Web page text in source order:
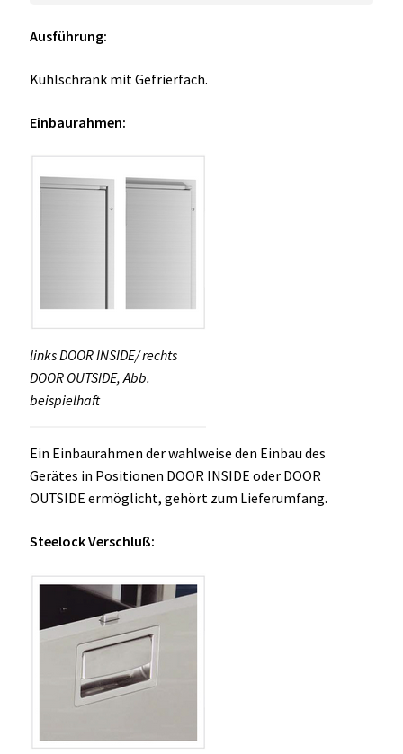
Ausführung:
Kühlschrank mit Gefrierfach.
Einbaurahmen:
links DOOR INSIDE/ rechts
DOOR OUTSIDE, Abb.
beispielhaft
Ein Einbaurahmen der wahlweise den Einbau des
Gerätes in Positionen DOOR INSIDE oder DOOR
OUTSIDE ermöglicht, gehört zum Lieferumfang.
Steelock Verschluß: